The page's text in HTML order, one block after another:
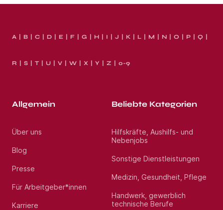
A B C D E F G H I J K L M N O P Q
R S T U V W X Y Z 0-9
Allgemein
Über uns
Blog
Presse
Für Arbeitgeber*innen
Karriere
Beliebte Kategorien
Hilfskräfte, Aushilfs- und
Nebenjobs
Sonstige Dienstleistungen
Medizin, Gesundheit, Pflege
Handwerk, gewerblich
technische Berufe